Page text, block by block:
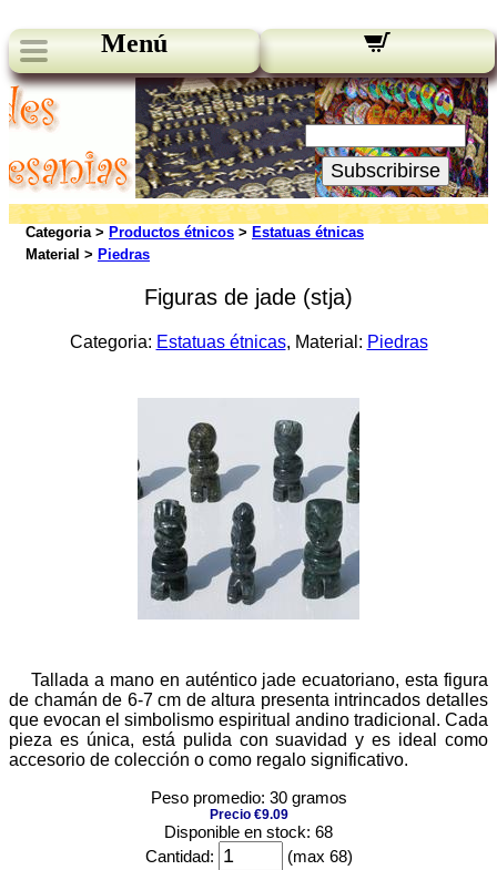
Menú
Novedades:
Su Email:
Subscribirse
Categoria > Productos étnicos > Estatuas étnicas
Material > Piedras
Figuras de jade (stja)
Categoria: Estatuas étnicas, Material: Piedras
Tallada a mano en auténtico jade ecuatoriano, esta figura
de chamán de 6-7 cm de altura presenta intrincados detalles
que evocan el simbolismo espiritual andino tradicional. Cada
pieza es única, está pulida con suavidad y es ideal como
accesorio de colección o como regalo significativo.
Peso promedio: 30 gramos
Precio €9.09
Disponible en stock: 68
Cantidad:
(max 68)